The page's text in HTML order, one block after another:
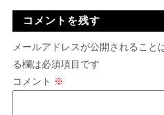
コメントを残す
メールアドレスが公開されること
る欄は必須項目です
コメント ※